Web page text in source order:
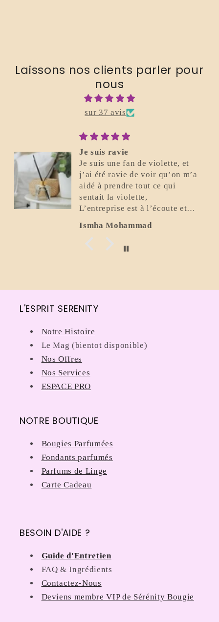
Laissons nos clients parler pour
nous
sur 37 avis
Je suis ravie
Je suis une fan de violette, et
j’ai été ravie de voir qu’on m’a
aidé à prendre tout ce qui
sentait la violette,
L’entreprise est à l’écoute et
Elle a été
Ismha Mohammad
L'ESPRIT SERENITY
Notre Histoire
Le Mag (bientot disponible)
Nos Offres
Nos Services
ESPACE PRO
NOTRE BOUTIQUE
Bougies Parfumées
Fondants parfumés
Parfums de Linge
Carte Cadeau
BESOIN D'AIDE ?
Guide d'Entretien
FAQ & Ingrédients
Contactez-Nous
Deviens membre VIP de Sérénity Bougie